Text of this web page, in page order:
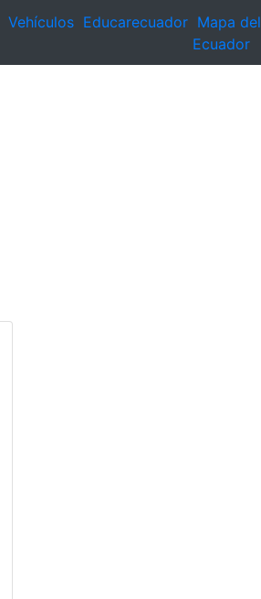
Vehículos Educarecuador Mapa del
Ecuador